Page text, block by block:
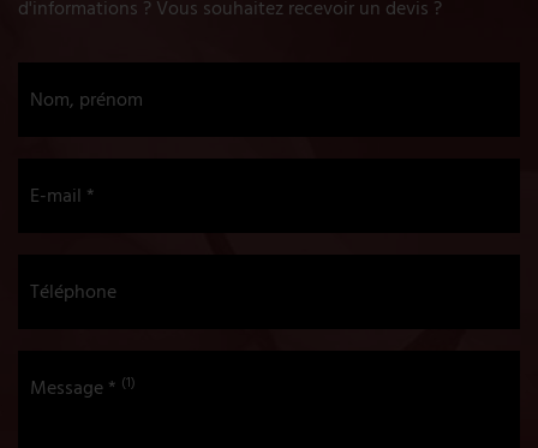
d'informations ? Vous souhaitez recevoir un devis ?
Nom, prénom
E-mail *
Téléphone
Message * (1)